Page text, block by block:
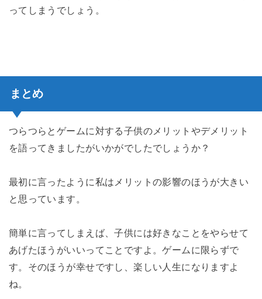
ってしまうでしょう。
まとめ
つらつらとゲームに対する子供のメリットやデメリット
を語ってきましたがいかがでしたでしょうか？
最初に言ったように私はメリットの影響のほうが大きい
と思っています。
簡単に言ってしまえば、子供には好きなことをやらせて
あげたほうがいいってことですよ。ゲームに限らずで
す。そのほうが幸せですし、楽しい人生になりますよ
ね。